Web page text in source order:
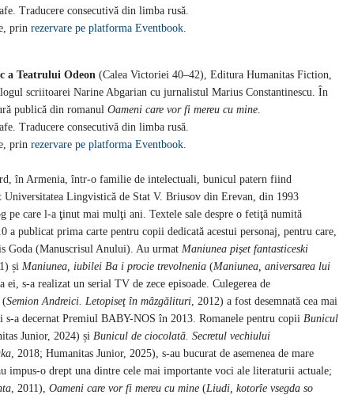
Traducere consecutivă din limba rusă.
prin rezervare pe platforma Eventbook.
a Teatrului Odeon (Calea Victoriei 40–42), Editura Humanitas Fiction,
scriitoarei Narine Abgarian cu jurnalistul Marius Constantinescu. În
publică din romanul Oameni care vor fi mereu cu mine.
Traducere consecutivă din limba rusă.
prin rezervare pe platforma Eventbook.
în Armenia, într-o familie de intelectuali, bunicul patern fiind
Lingvistică de Stat V. Briusov din Erevan, din 1993
pe care l-a ţinut mai mulţi ani. Textele sale despre o fetiţă numită
a publicat prima carte pentru copii dedicată acestui personaj, pentru care,
Goda (Manuscrisul Anului). Au urmat Maniunea pișet fantasticeski
și Maniunea, iubilei Ba i procie trevolnenia (Maniunea, aniversarea lui
s-a realizat un serial TV de zece episoade. Culegerea de
(Semion Andreici. Letopiseţ în mâzgălituri, 2012) a fost desemnată cea mai
a decernat Premiul BABY-NOS în 2013. Romanele pentru copii Bunicul
Junior, 2024) și Bunicul de ciocolată. Secretul vechiului
, 2018; Humanitas Junior, 2025), s-au bucurat de asemenea de mare
impus-o drept una dintre cele mai importante voci ale literaturii actuale;
, 2011), Oameni care vor fi mereu cu mine (Liudi, kotorîe vsegda so